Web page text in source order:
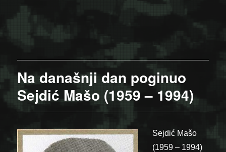
Na današnji dan poginuo
Sejdić Mašo (1959 – 1994)
Sejdić Mašo
(1959 – 1994)